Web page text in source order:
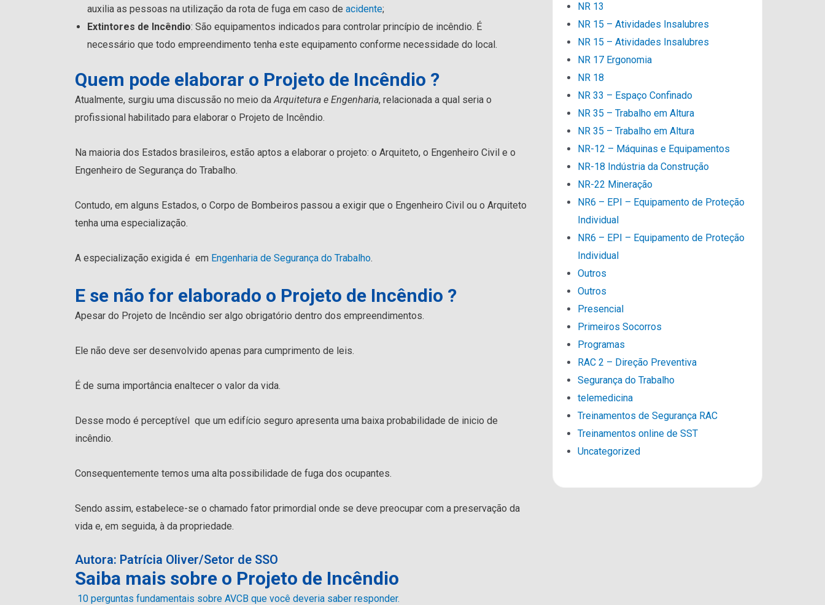
auxilia as pessoas na utilização da rota de fuga em caso de acidente;
Extintores de Incêndio: São equipamentos indicados para controlar princípio de incêndio. É
necessário que todo empreendimento tenha este equipamento conforme necessidade do local.
Quem pode elaborar o Projeto de Incêndio ?
Atualmente, surgiu uma discussão no meio daArquitetura e Engenharia, relacionada a qual seria o
profissional habilitado para elaborar o Projeto de Incêndio.
Na maioria dos Estados brasileiros, estão aptos a elaborar o projeto: o Arquiteto, o Engenheiro Civil e o
Engenheiro de Segurança do Trabalho.
Contudo, em alguns Estados, o Corpo de Bombeiros passou a exigir que o Engenheiro Civil ou o Arquiteto
tenha uma especialização.
A especialização exigida é em Engenharia de Segurança do Trabalho.
E se não for elaborado o Projeto de Incêndio ?
Apesar do Projeto de Incêndio ser algo obrigatório dentro dos empreendimentos.
Ele não deve ser desenvolvido apenas para cumprimento de leis.
É de suma importância enaltecer o valor da vida.
Desse modo é perceptível que um edifício seguro apresenta uma baixa probabilidade de inicio de
incêndio.
Consequentemente temos uma alta possibilidade de fuga dos ocupantes.
Sendo assim, estabelece-se o chamado fator primordial onde se deve preocupar com a preservação da
vida e, em seguida, à da propriedade.
Autora: Patrícia Oliver/Setor de SSO
Saiba mais sobre o Projeto de Incêndio
10 perguntas fundamentais sobre AVCB que você deveria saber responder.
NR 13
NR 15 – Atividades Insalubres
NR 15 – Atividades Insalubres
NR 17 Ergonomia
NR 18
NR 33 – Espaço Confinado
NR 35 – Trabalho em Altura
NR 35 – Trabalho em Altura
NR-12 – Máquinas e Equipamentos
NR-18 Indústria da Construção
NR-22 Mineração
NR6 – EPI – Equipamento de Proteção
Individual
NR6 – EPI – Equipamento de Proteção
Individual
Outros
Outros
Presencial
Primeiros Socorros
Programas
RAC 2 – Direção Preventiva
Segurança do Trabalho
telemedicina
Treinamentos de Segurança RAC
Treinamentos online de SST
Uncategorized